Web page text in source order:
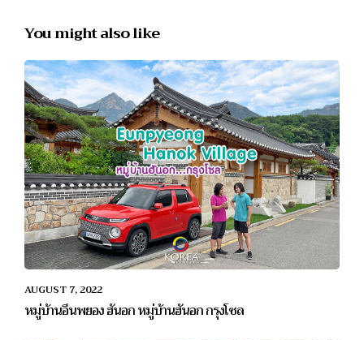
You might also like
AUGUST 7, 2022
หมู่บ้านอึนพยอง ฮันอก หมู่บ้านฮันอก กรุงโซล